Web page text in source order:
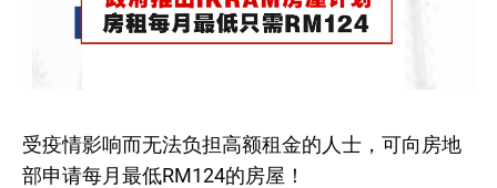
受疫情影响而无法负担高额租金的人士，可向房地
部申请每月最低RM124的房屋！